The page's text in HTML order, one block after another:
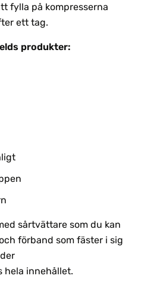
fylla på kompresserna
ett tag.
produkter:
sårtvättare som du kan
förband som fäster i sig
hela innehållet.